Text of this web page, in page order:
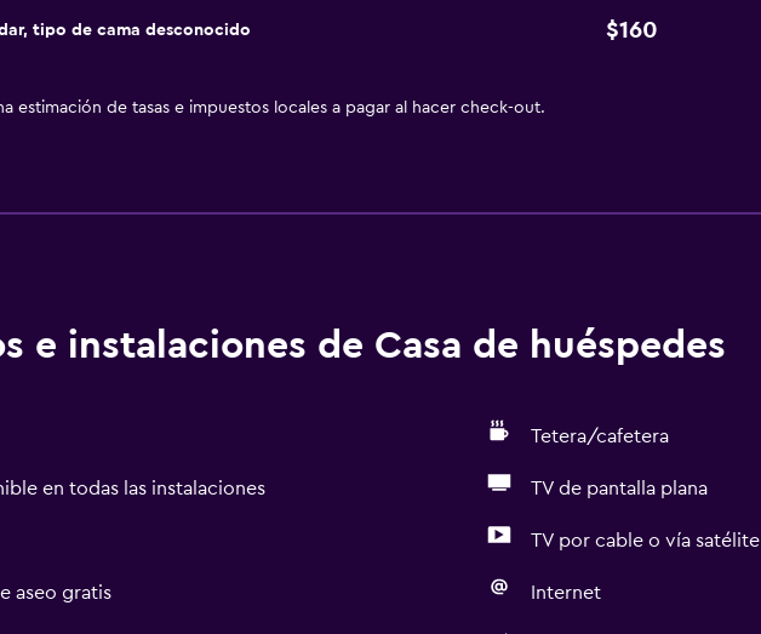
tipo de cama desconocido $160
estimación de tasas e impuestos locales a pagar al hacer check-out.
e instalaciones de Casa de huéspedes
Tetera/cafetera
en todas las instalaciones TV de pantalla plana
TV por cable o vía satélite
aseo gratis Internet